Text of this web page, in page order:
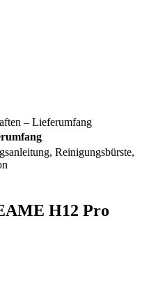
– Lieferumfang
Reinigungsbürste,
H12 Pro